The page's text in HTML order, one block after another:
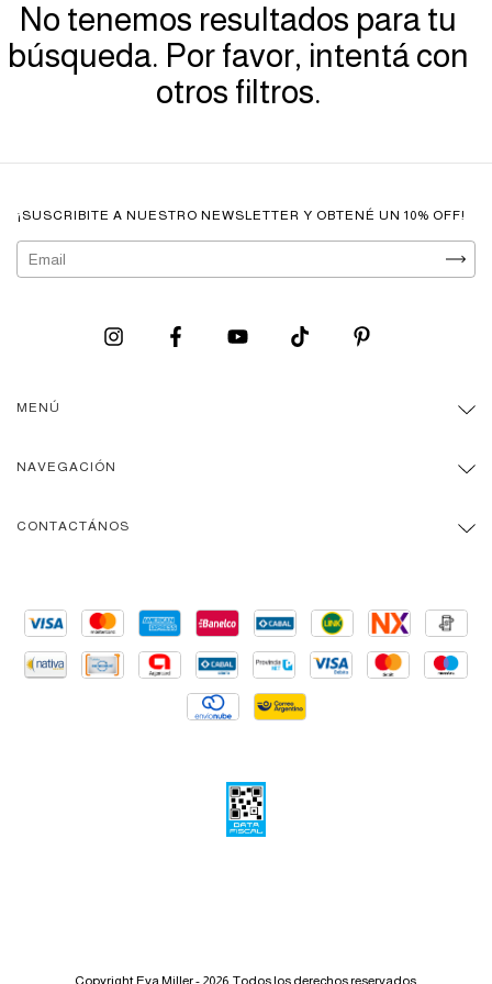
No tenemos resultados para tu
búsqueda. Por favor, intentá con
otros filtros.
¡SUSCRIBITE A NUESTRO NEWSLETTER Y OBTENÉ UN 10% OFF!
MENÚ
NAVEGACIÓN
CONTACTÁNOS
Copyright Eva Miller - 2026. Todos los derechos reservados.